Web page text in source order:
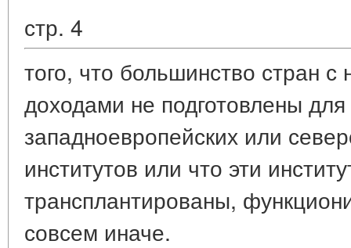
стр. 4
того, что большинство стран
доходами не подготовлены
западноевропейских или
институтов или что эти
трансплантированы,
совсем иначе.